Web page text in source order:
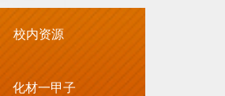
校内资源
化材一甲子